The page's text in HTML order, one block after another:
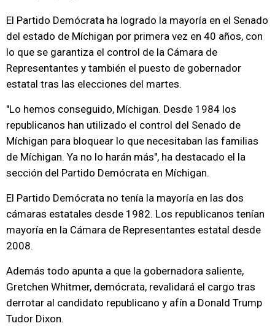
El Partido Demócrata ha logrado la mayoría en el Senado
del estado de Míchigan por primera vez en 40 años, con
lo que se garantiza el control de la Cámara de
Representantes y también el puesto de gobernador
estatal tras las elecciones del martes.
"Lo hemos conseguido, Míchigan. Desde 1984 los
republicanos han utilizado el control del Senado de
Míchigan para bloquear lo que necesitaban las familias
de Míchigan. Ya no lo harán más", ha destacado el la
sección del Partido Demócrata en Míchigan.
El Partido Demócrata no tenía la mayoría en las dos
cámaras estatales desde 1982. Los republicanos tenían
mayoría en la Cámara de Representantes estatal desde
2008.
Además todo apunta a que la gobernadora saliente,
Gretchen Whitmer, demócrata, revalidará el cargo tras
derrotar al candidato republicano y afín a Donald Trump
Tudor Dixon.